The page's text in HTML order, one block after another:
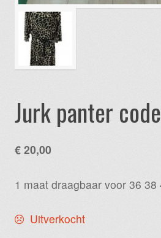
Jurk panter
€ 20,00
1 maat draagbaar voor 36 38
Uitverkocht